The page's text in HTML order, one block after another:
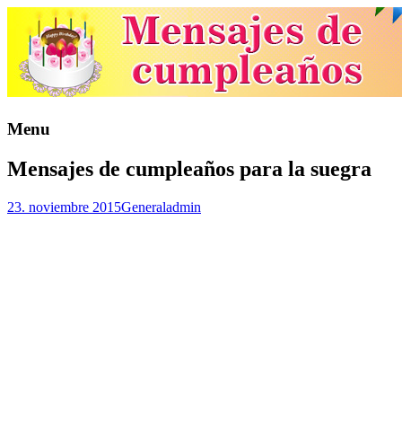
Menu
Mensajes de cumpleaños para la suegra
23. noviembre 2015Generaladmin